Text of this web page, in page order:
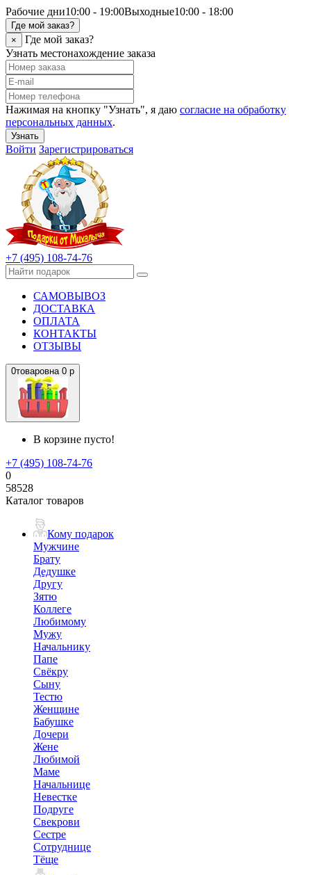
Рабочие дни10:00 - 19:00Выходные10:00 - 18:00
Где мой заказ?
×
Где мой заказ?
Узнать местонахождение заказа
Нажимая на кнопку "Узнать", я даю согласие на обработку
персональных данных.
Узнать
Войти Зарегистрироваться
+7 (495) 108-74-76
САМОВЫВОЗ
ДОСТАВКА
ОПЛАТА
КОНТАКТЫ
ОТЗЫВЫ
0товаровна 0 р
В корзине пусто!
+7 (495) 108-74-76
0
58528
Каталог товаров
Кому подарок
Мужчине
Брату
Дедушке
Другу
Зятю
Коллеге
Любимому
Мужу
Начальнику
Папе
Свёкру
Сыну
Тестю
Женщине
Бабушке
Дочери
Жене
Любимой
Маме
Начальнице
Невестке
Подруге
Свекрови
Сестре
Сотруднице
Тёще